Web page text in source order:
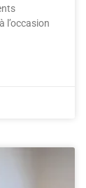
l’occasion